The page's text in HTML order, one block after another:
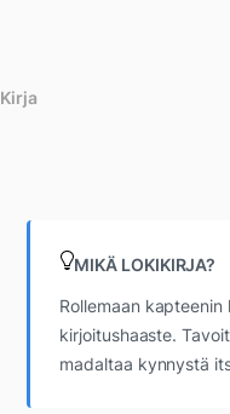
Kirja
MIKÄ LOKIKIRJA?
Rollemaan
kirjoitushaaste.
madaltaa kynnystä